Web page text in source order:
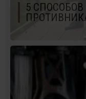
5